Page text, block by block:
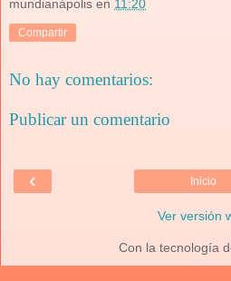
mundianápolis en 11:20
Compartir
No hay comentarios:
Publicar un comentario
‹ Inicio
Ver versión
Con la tecnología